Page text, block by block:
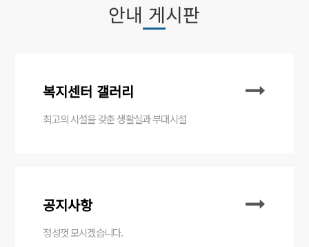
안내 게시판
복지센터 갤러리
최고의 시설을 갖춘 생활실과 부대시설
공지사항
정성껏 모시겠습니다.